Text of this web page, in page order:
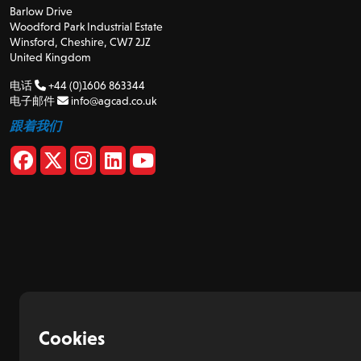
Barlow Drive
Woodford Park Industrial Estate
Winsford, Cheshire, CW7 2JZ
United Kingdom
电话
+44 (0)1606 863344
电子邮件
info@agcad.co.uk
跟着我们
Cookies